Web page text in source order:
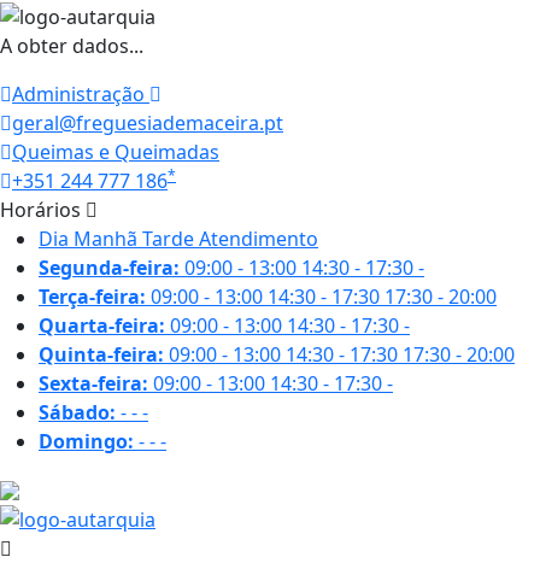
A obter dados...
Administração
geral@freguesiademaceira.pt
Queimas e Queimadas
+351 244 777 186*
Horários
Dia Manhã TardeAtendimento
Segunda-feira: 09:00 - 13:00 14:30 - 17:30-
Terça-feira: 09:00 - 13:00 14:30 - 17:30 17:30 - 20:00
Quarta-feira: 09:00 - 13:00 14:30 - 17:30-
Quinta-feira: 09:00 - 13:00 14:30 - 17:30 17:30 - 20:00
Sexta-feira: 09:00 - 13:00 14:30 - 17:30-
Sábado: ---
Domingo: ---